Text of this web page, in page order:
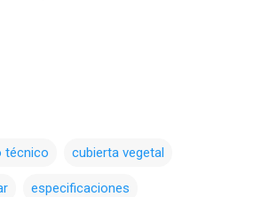
técnico cubierta vegetal
especificaciones